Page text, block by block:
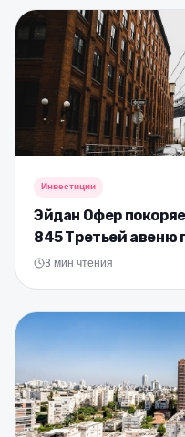
Инвестиции
Эйдан Офер
845 Третьей авеню
Миллионов
3 мин чтения